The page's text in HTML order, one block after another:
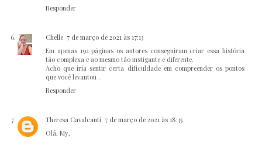
Responder
Chelle 7 de março de 2021 às 17:13
Em apenas 192 páginas os autores conseguiram criar essa história
tão complexa e ao mesmo tão instigante e diferente.
Acho que iria sentir certa dificuldade em compreender os pontos
que você levantou .
Responder
Theresa Cavalcanti 7 de março de 2021 às 18:35
Olá, My,